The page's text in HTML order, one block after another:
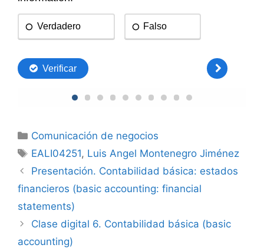
Categorías
Comunicación de negocios
Etiquetas
EALI04251, Luis Angel Montenegro Jiménez
Presentación. Contabilidad básica: estados
financieros (basic accounting: financial
statements)
Clase digital 6. Contabilidad básica (basic
accounting)